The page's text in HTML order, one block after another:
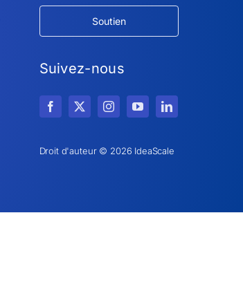
Soutien
Suivez-nous
Droit d'auteur © 2026 IdeaScale